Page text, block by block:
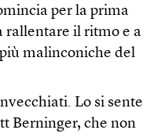
per la prima
rallentare il ritmo e a
malinconiche del
Lo si sente
Berninger, che non